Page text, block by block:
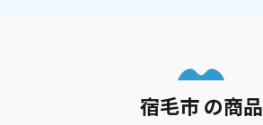
宿毛市 の商品